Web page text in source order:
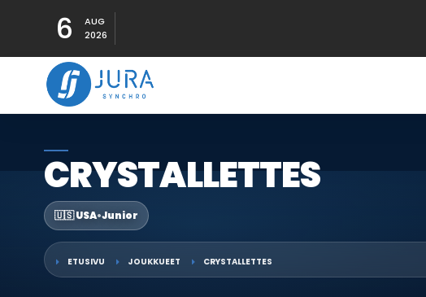
6
AUG
2026
CRYSTALLETTES
🇺🇸 USA•Junior
ETUSIVU JOUKKUEET CRYSTALLETTES